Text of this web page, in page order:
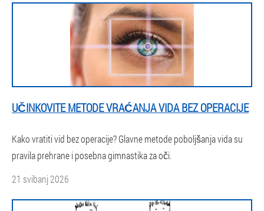
UČINKOVITE METODE VRAĆANJA VIDA BEZ OPERACIJE
Kako vratiti vid bez operacije? Glavne metode poboljšanja vida su
pravila prehrane i posebna gimnastika za oči.
21 svibanj 2026